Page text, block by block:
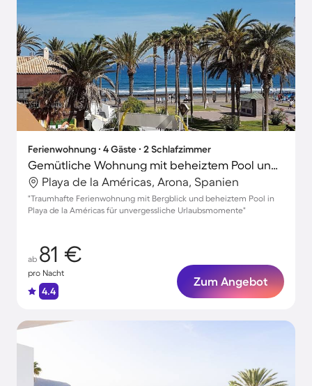
Ferienwohnung ∙ 4 Gäste ∙ 2 Schlafzimmer
Gemütliche Wohnung mit beheiztem Pool und Garten | Bergblick | Nah am Strand
Playa de la Américas, Arona, Spanien
"Traumhafte Ferienwohnung mit Bergblick und beheiztem Pool in
Playa de la Américas für unvergessliche Urlaubsmomente"
ab 81 €
pro Nacht
4.4
Zum Angebot